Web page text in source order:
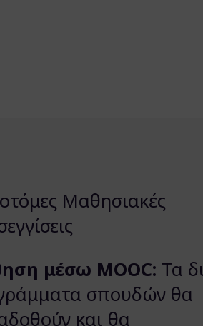
Μαθησιακές
μέσω MOOC: Τα
σπουδών θα
και θα